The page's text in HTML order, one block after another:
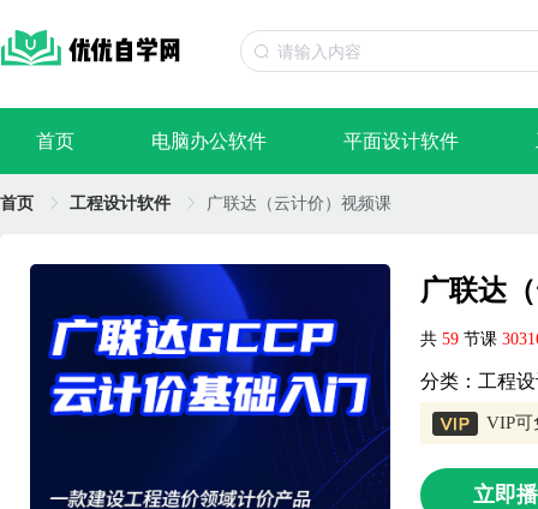
首页 电脑办公软件 平面设计软件
首页 工程设计软件 广联达（云计价）视频课
广联达
共 59 节课
分类：工程
VIP可
立即